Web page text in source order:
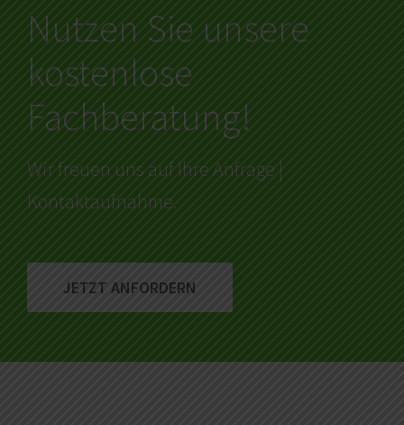
Nutzen Sie unsere
kostenlose
Fachberatung!
Wir freuen uns auf Ihre Anfrage |
Kontaktaufnahme.
JETZT ANFORDERN